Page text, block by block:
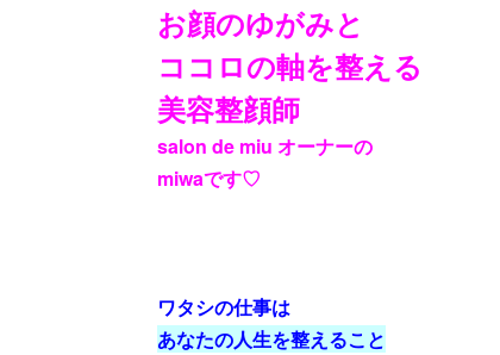
お顔のゆがみと
ココロの軸を整える
美容整顔師
salon de miu オーナーの
miwaです♡
ワタシの仕事は
あなたの人生を整えること